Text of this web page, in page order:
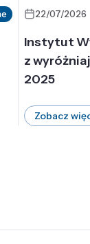
22/07/2026
Instytut
z
2025
Zobacz